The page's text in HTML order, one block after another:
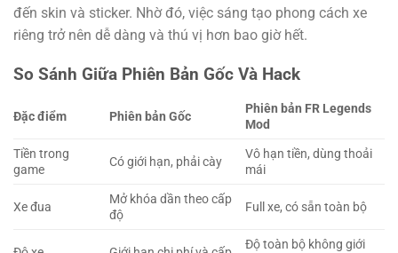
đến skin và sticker. Nhờ đó, việc sáng tạo phong cách xe
riêng trở nên dễ dàng và thú vị hơn bao giờ hết.
So Sánh Giữa Phiên Bản Gốc Và Hack
Đặc điểm Phiên bản Gốc
Phiên bản FR Legends
Mod
Tiền trong
game
Có giới hạn, phải cày
Vô hạn tiền, dùng thoải
mái
Xe đua
Mở khóa dần theo cấp
độ
Full xe, có sẵn toàn bộ
Độ toàn bộ không giới